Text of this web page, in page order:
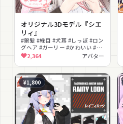
オリジナル3Dモデル『シエ
リィ』
#銀髪 #緑目 #犬耳 #しっぽ #ロン
グヘア #ガーリー #かわいい #ケ
モ耳 #三つ編み #ナチュラル
2,364 アバター
¥1,800